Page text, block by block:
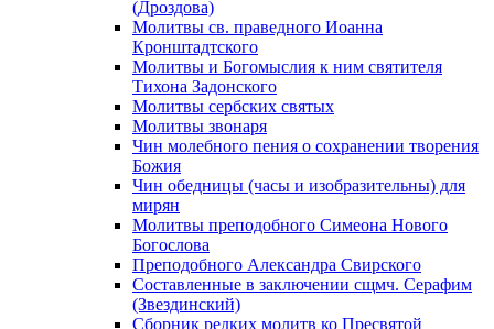
(Дроздова)
Молитвы св. праведного Иоанна
Кронштадтского
Молитвы и Богомыслия к ним святителя
Тихона Задонского
Молитвы сербских святых
Молитвы звонаря
Чин молебного пения о сохранении творения
Божия
Чин обедницы (часы и изобразительны) для
мирян
Молитвы преподобного Симеона Нового
Богослова
Преподобного Александра Свирского
Составленные в заключении сщмч. Серафим
(Звездинский)
Сборник редких молитв ко Пресвятой